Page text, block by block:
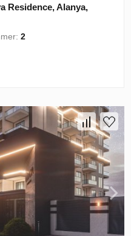
Residence, Alanya,
2